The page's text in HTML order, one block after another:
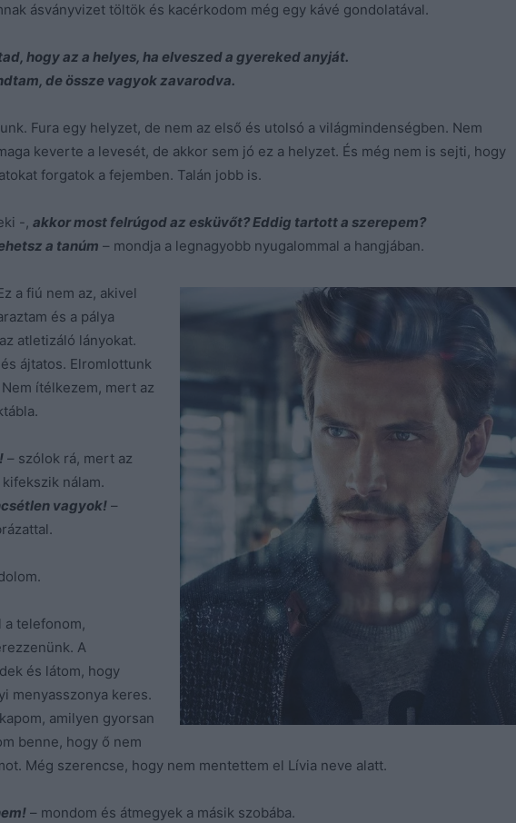
ásványvizet töltök és kacérkodom még egy kávé gondolatával.
hogy az a helyes, ha elveszed a gyereked anyját.
de össze vagyok zavarodva.
Fura egy helyzet, de nem az első és utolsó a világmindenségben. Nem
keverte a levesét, de akkor sem jó ez a helyzet. És még nem is sejti, hogy
forgatok a fejemben. Talán jobb is.
-, akkor most felrúgod az esküvőt? Eddig tartott a szerepem?
a tanúm – mondja a legnagyobb nyugalommal a hangjában.
a fiú nem az, akivel
és a pálya
atletizáló lányokat.
ájtatos. Elromlottunk
ítélkezem, mert az
– szólok rá, mert az
nálam.
vagyok! –
a telefonom,
A
és látom, hogy
menyasszonya keres.
amilyen gyorsan
benne, hogy ő nem
Még szerencse, hogy nem mentettem el Lívia neve alatt.
– mondom és átmegyek a másik szobába.